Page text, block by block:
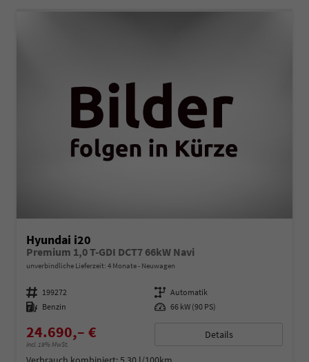
Hyundai i20
Premium 1,0 T-GDI DCT7 66kW Navi
unverbindliche Lieferzeit: 4 Monate Neuwagen
Fahrzeugnummer 199272 Getriebe Automatik
Kraftstoff Benzin Leistung 66 kW (90 PS)
24.690,– €
incl. 19% MwSt.
Details